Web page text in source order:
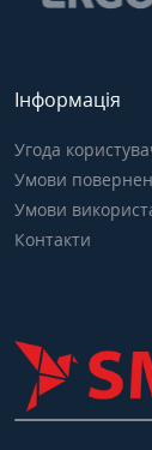
Інформація
Угода
Умови
Умови
Контакти